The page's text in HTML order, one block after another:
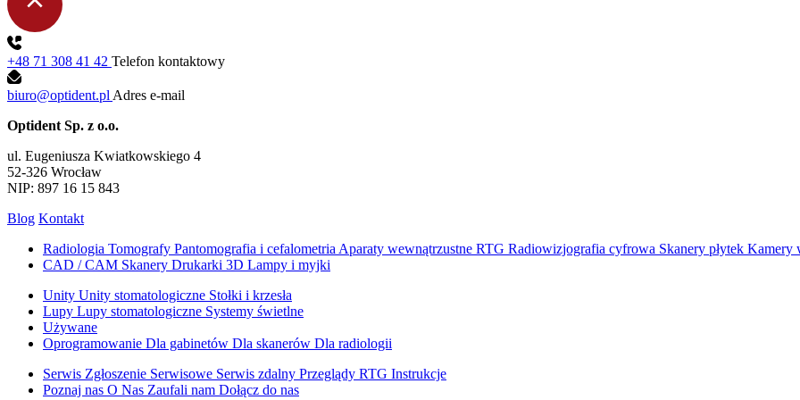
+48 71 308 41 42 Telefon kontaktowy
biuro@optident.pl Adres e-mail
Optident Sp. z o.o.
ul. Eugeniusza Kwiatkowskiego 4
52-326 Wrocław
NIP: 897 16 15 843
Blog Kontakt
Radiologia Tomografy Pantomografia i cefalometria Aparaty wewnątrzustne RTG Radiowizjografia cyfrowa Skanery płytek Kamery
CAD / CAM Skanery Drukarki 3D Lampy i myjki
Unity Unity stomatologiczne Stołki i krzesła
Lupy Lupy stomatologiczne Systemy świetlne
Używane
Oprogramowanie Dla gabinetów Dla skanerów Dla radiologii
Serwis Zgłoszenie Serwisowe Serwis zdalny Przeglądy RTG Instrukcje
Poznaj nas O Nas Zaufali nam Dołącz do nas